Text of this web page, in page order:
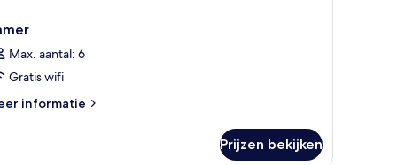
Max. aantal: 6
Gratis wifi
informatie
Prijzen bekijken